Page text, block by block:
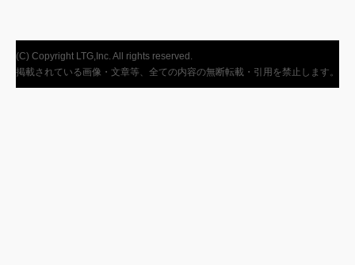
(C) Copyright LTG,Inc. All rights reserved.
掲載されている画像・文章等、全ての内容の無断転載・引用を禁止します。